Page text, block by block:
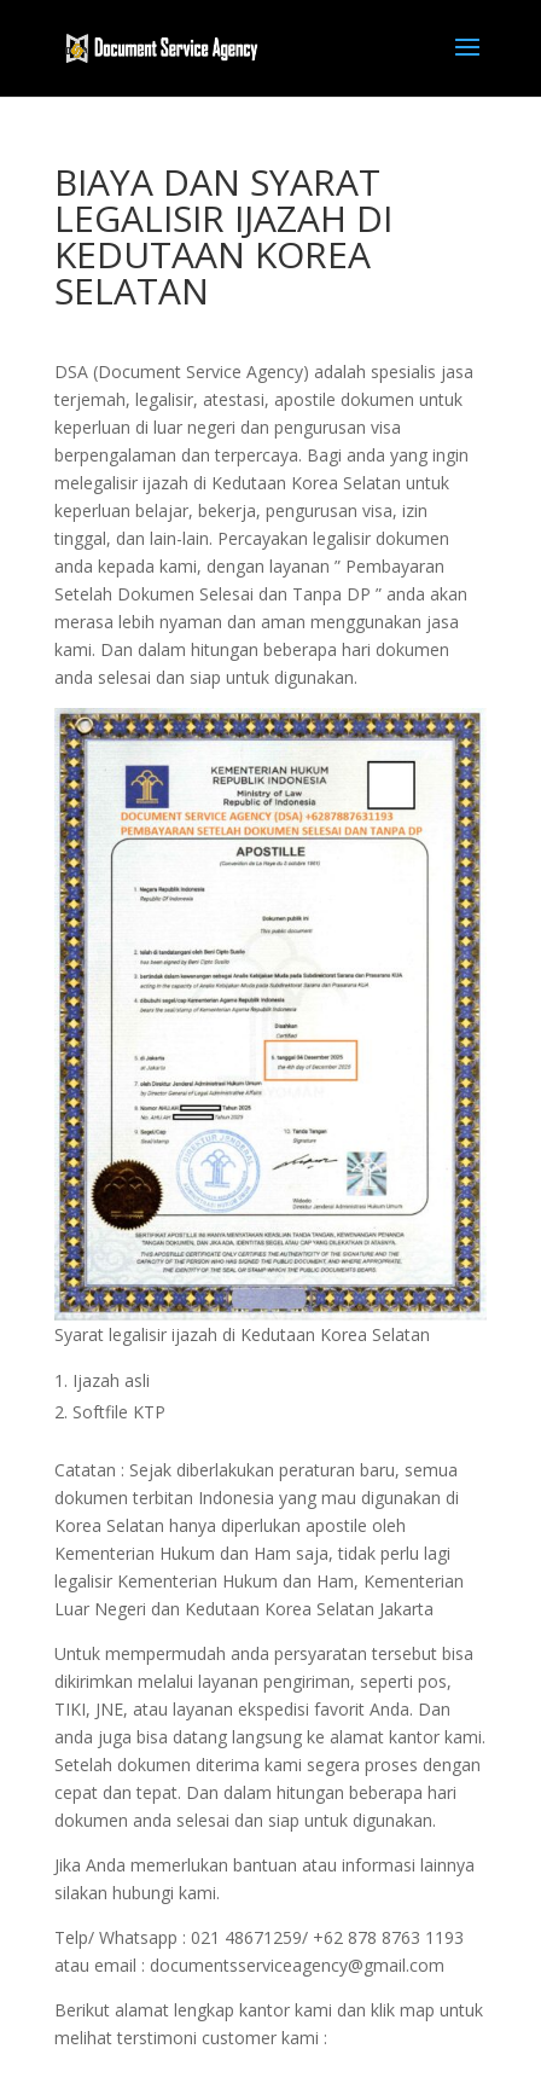
BIAYA DAN SYARAT
LEGALISIR IJAZAH DI
KEDUTAAN KOREA
SELATAN
DSA (Document Service Agency) adalah spesialis jasa
terjemah, legalisir, atestasi, apostile dokumen untuk
keperluan di luar negeri dan pengurusan visa
berpengalaman dan terpercaya. Bagi anda yang ingin
melegalisir ijazah di Kedutaan Korea Selatan untuk
keperluan belajar, bekerja, pengurusan visa, izin
tinggal, dan lain-lain. Percayakan legalisir dokumen
anda kepada kami, dengan layanan ” Pembayaran
Setelah Dokumen Selesai dan Tanpa DP ” anda akan
merasa lebih nyaman dan aman menggunakan jasa
kami. Dan dalam hitungan beberapa hari dokumen
anda selesai dan siap untuk digunakan.
Syarat legalisir ijazah di Kedutaan Korea Selatan
Ijazah asli
Softfile KTP
Catatan : Sejak diberlakukan peraturan baru, semua
dokumen terbitan Indonesia yang mau digunakan di
Korea Selatan hanya diperlukan apostile oleh
Kementerian Hukum dan Ham saja, tidak perlu lagi
legalisir Kementerian Hukum dan Ham, Kementerian
Luar Negeri dan Kedutaan Korea Selatan Jakarta
Untuk mempermudah anda persyaratan tersebut bisa
dikirimkan melalui layanan pengiriman, seperti pos,
TIKI, JNE, atau layanan ekspedisi favorit Anda. Dan
anda juga bisa datang langsung ke alamat kantor kami.
Setelah dokumen diterima kami segera proses dengan
cepat dan tepat. Dan dalam hitungan beberapa hari
dokumen anda selesai dan siap untuk digunakan.
Jika Anda memerlukan bantuan atau informasi lainnya
silakan hubungi kami.
Telp/ Whatsapp : 021 48671259/ +62 878 8763 1193
atau email : documentsserviceagency@gmail.com
Berikut alamat lengkap kantor kami dan klik map untuk
melihat terstimoni customer kami :